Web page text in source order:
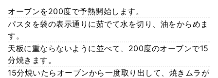
オーブンを200度で予熱開始します。
パスタを袋の表示通りに茹でて水を切り、油をからめま
す。
天板に重ならないように並べて、200度のオーブンで15
分焼きます。
15分焼いたらオーブンから一度取り出して、焼きムラが